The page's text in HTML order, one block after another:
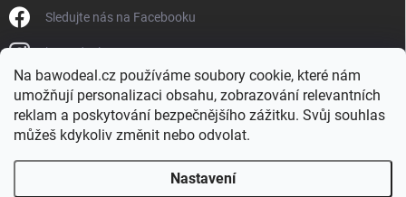
Na bawodeal.cz používáme soubory cookie, které nám
umožňují personalizaci obsahu, zobrazování relevantních
reklam a poskytování bezpečnějšího zážitku. Svůj souhlas
můžeš kdykoliv změnit nebo odvolat.
Nastavení
Sledujte nás na Facebooku
bawodealcz
@bawodealcz